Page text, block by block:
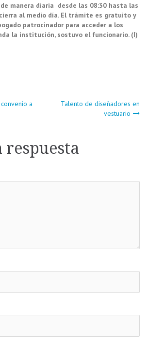
manera diaria desde las 08:30 hasta las
al medio día. El trámite es gratuito y
patrocinador para acceder a los
la institución, sostuvo el funcionario. (I)
a
Talento de diseñadores en
vestuario
respuesta